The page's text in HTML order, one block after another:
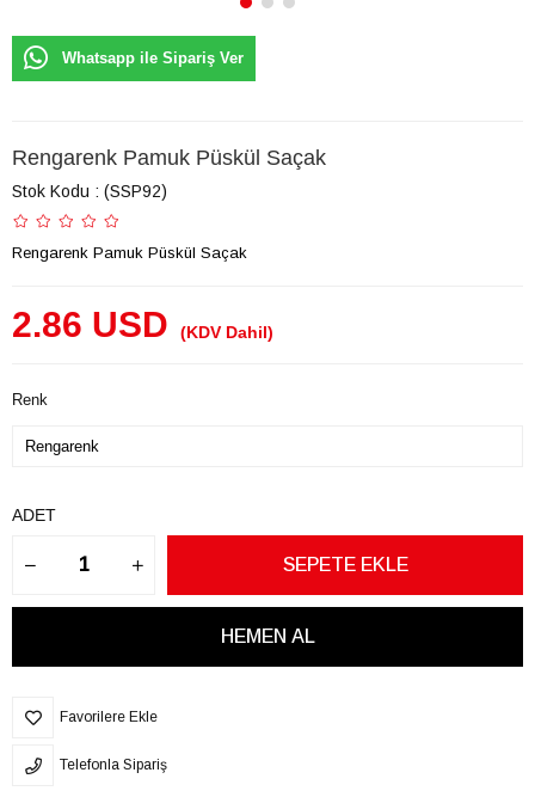
Whatsapp ile Sipariş Ver
Rengarenk Pamuk Püskül Saçak
Stok Kodu (SSP92)
Rengarenk Pamuk Püskül Saçak
2.86 USD (KDV Dahil)
Renk
ADET
Favorilere Ekle
Telefonla Sipariş